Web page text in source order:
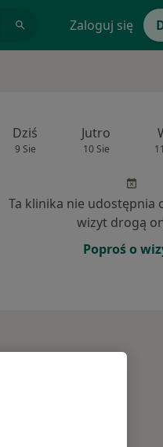
Zaloguj się
Dziś
9 Sie
Jutro
10 Sie
Ta klinika nie udostępnia
wizyt drogą
Poproś o